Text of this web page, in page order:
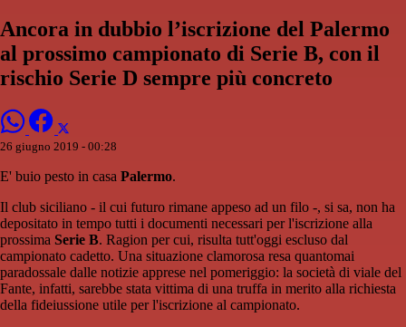
Ancora in dubbio l’iscrizione del Palermo
al prossimo campionato di Serie B, con il
rischio Serie D sempre più concreto
26 giugno 2019 - 00:28
E' buio pesto in casa Palermo.
Il club siciliano - il cui futuro rimane appeso ad un filo -, si sa, non ha
depositato in tempo tutti i documenti necessari per l'iscrizione alla
prossima Serie B. Ragion per cui, risulta tutt'oggi escluso dal
campionato cadetto. Una situazione clamorosa resa quantomai
paradossale dalle notizie apprese nel pomeriggio: la società di viale del
Fante, infatti, sarebbe stata vittima di una truffa in merito alla richiesta
della fideiussione utile per l'iscrizione al campionato.